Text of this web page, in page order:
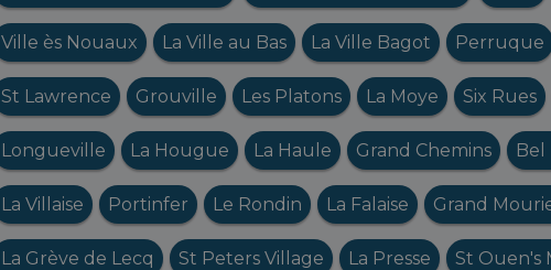
Ville ès Nouaux La Ville au Bas La Ville Bagot Perruque
St Lawrence Grouville Les Platons La Moye Six Rues
Longueville La Hougue La Haule Grand Chemins Bel
La Villaise Portinfer Le Rondin La Falaise Grand
La Grève de Lecq St Peters Village La Presse St Ouen's